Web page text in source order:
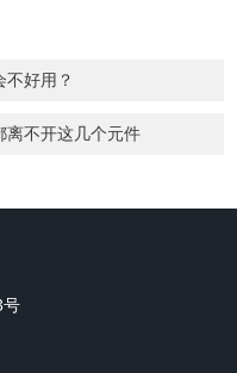
不好用？
离不开这几个元件
号